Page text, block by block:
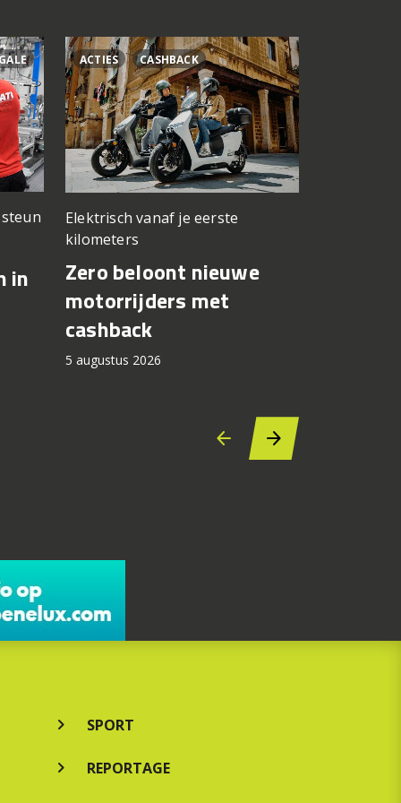
in
ACTIES CASHBACK
Elektrisch vanaf je eerste
kilometers
Zero beloont nieuwe
motorrijders met
cashback
5 augustus 2026
SPORT
REPORTAGE